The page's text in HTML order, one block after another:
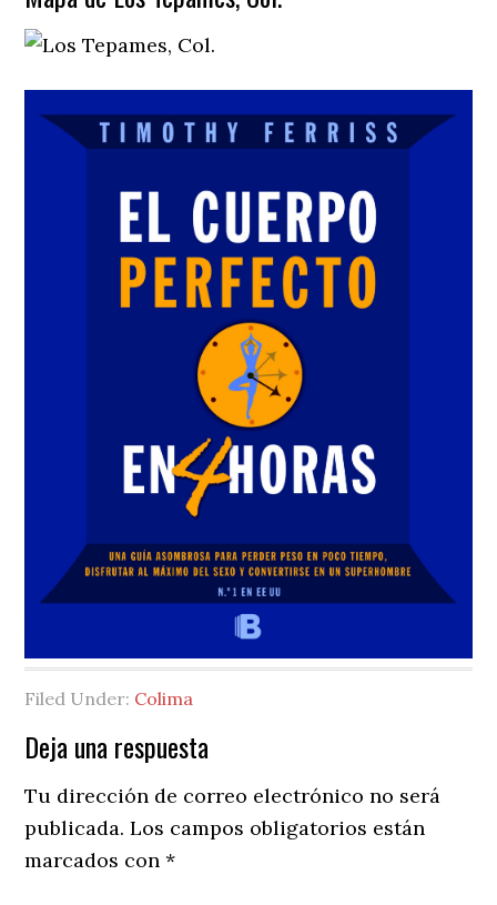
Filed Under: Colima
Reader
Interactions
Deja una respuesta
Tu dirección de correo electrónico no será
publicada. Los campos obligatorios están
marcados con*